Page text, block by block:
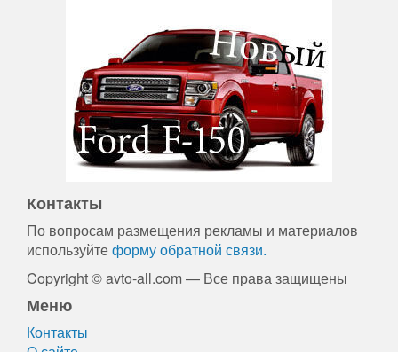
Контакты
По вопросам размещения рекламы и материалов
используйтеформу обратной связи.
Copyright © avto-all.com — Все права защищены
Меню
Контакты